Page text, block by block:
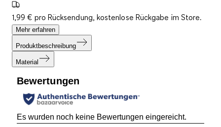
1,99 € pro Rücksendung, kostenlose Rückgabe im Store.
Mehr erfahren
Produktbeschreibung
Material
Bewertungen
Es wurden noch keine Bewertungen eingereicht.